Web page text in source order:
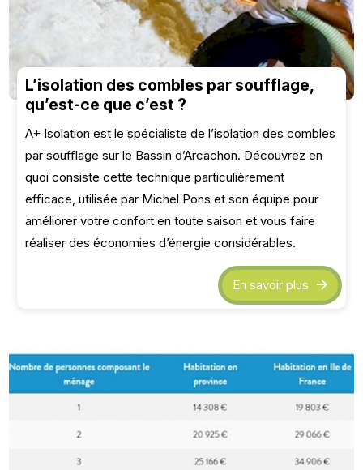
L’isolation des combles par soufflage,
qu’est-ce que c’est ?
A+ Isolation est le spécialiste de l’isolation des combles
par soufflage sur le Bassin d’Arcachon. Découvrez en
quoi consiste cette technique particulièrement
efficace, utilisée par Michel Pons et son équipe pour
améliorer votre confort en toute saison et vous faire
réaliser des économies d’énergie considérables.
En savoir plus